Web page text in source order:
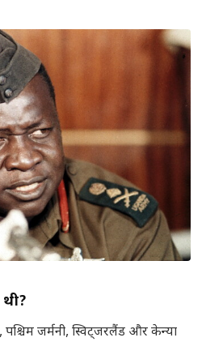
?
जर्मनी, स्विट्जरलैंड और केन्या